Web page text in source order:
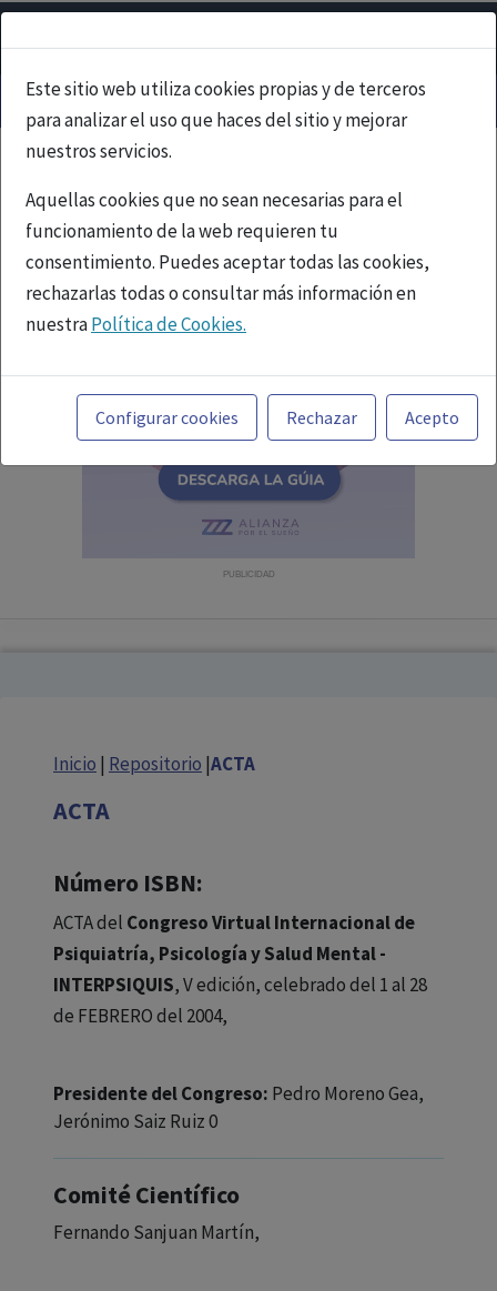
Este sitio web utiliza cookies propias y de terceros
para analizar el uso que haces del sitio y mejorar
nuestros servicios.
Aquellas cookies que no sean necesarias para el
funcionamiento de la web requieren tu
consentimiento. Puedes aceptar todas las cookies,
rechazarlas todas o consultar más información en
nuestraPolítica de Cookies.
Toda la información incluida en la Página Web está
referida a productos del mercado español y, por
tanto, dirigida a profesionales sanitarios legalmente
facultados para prescribir o dispensar medicamentos
con ejercicio profesional. La información técnica de los
fármacos se facilita a título meramente informativo,
Configurar cookies Rechazar Acepto
PUBLICIDAD
Inicio | Repositorio |ACTA
ACTA
Número ISBN:
ACTA del Congreso Virtual Internacional de
Psiquiatría, Psicología y Salud Mental -
INTERPSIQUIS, V edición, celebrado del 1 al 28
de FEBRERO del 2004,
Presidente del Congreso: Pedro Moreno Gea,
Jerónimo Saiz Ruiz 0
Comité Científico
Fernando Sanjuan Martín,